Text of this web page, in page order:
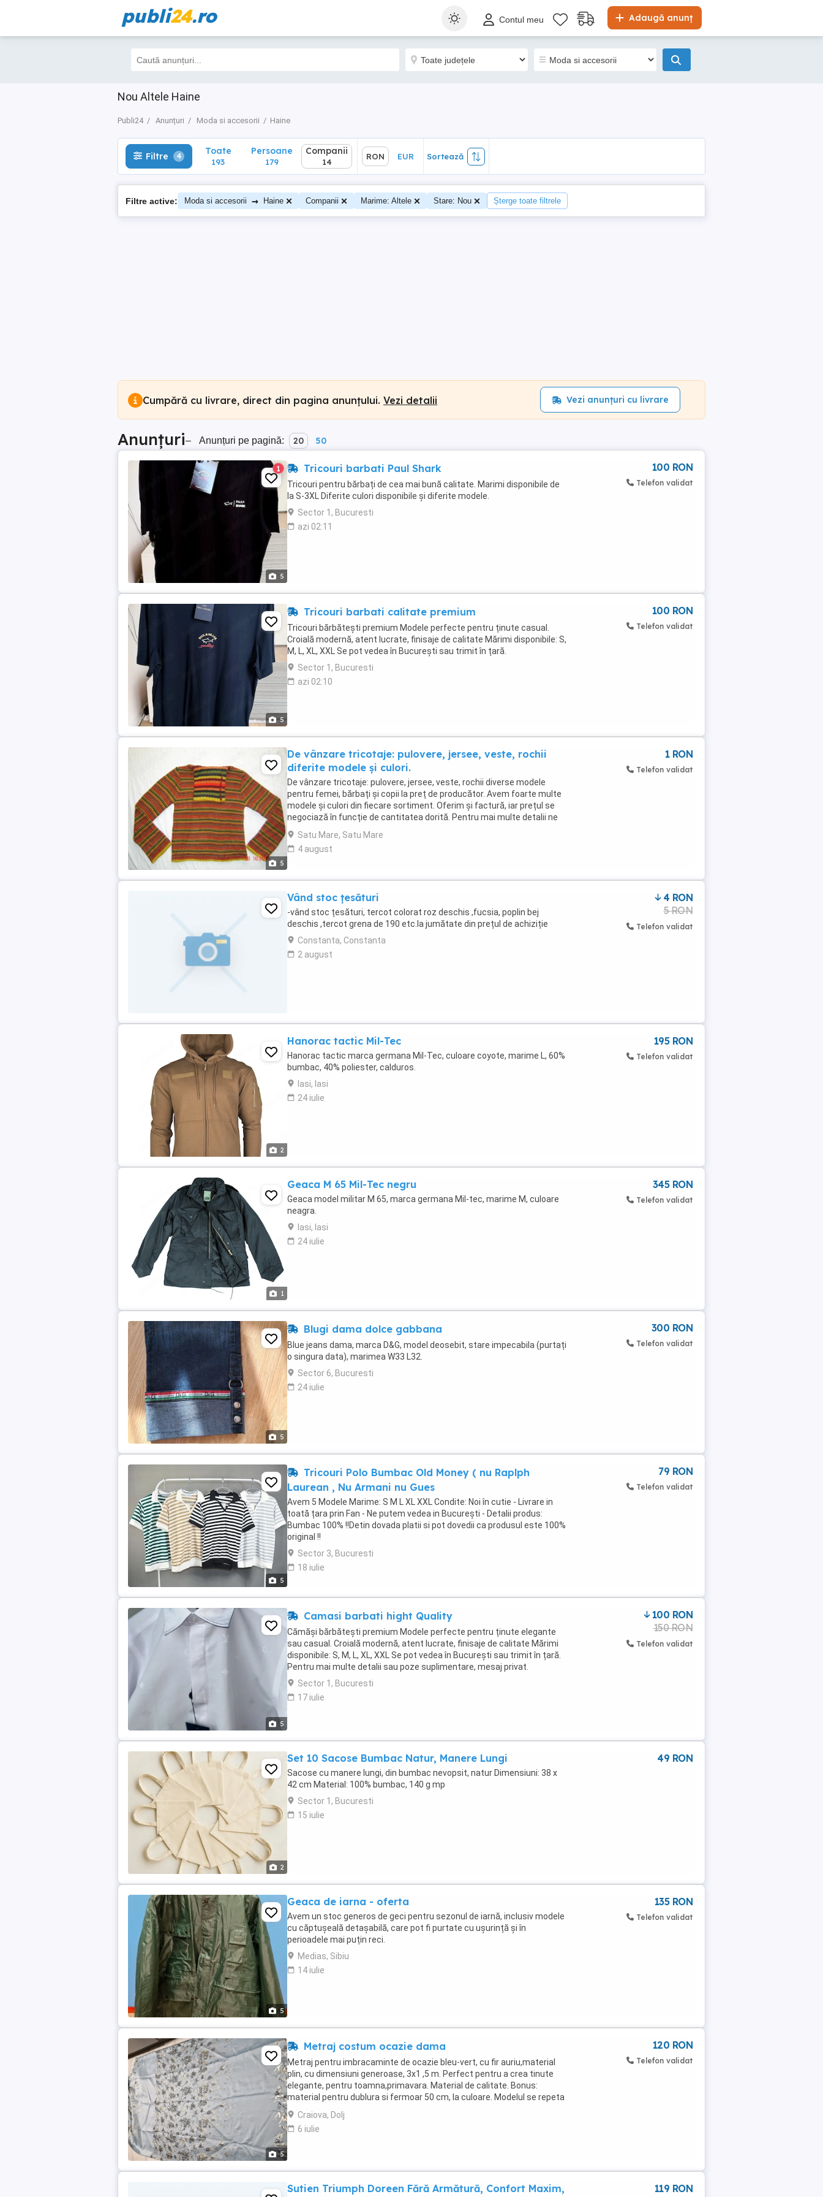
publi24.ro Adaugă anunț
Contul meu
Nou Altele Haine
Publi24 Anunțuri Moda si accesorii Haine
Filtre 4 Toate
193
Sortează
Filtre 4 Toate
193
Persoane
179
Companii
14
RON EUR Sortează
Filtre active: Moda si accesorii → Haine Companii Marime: Altele Stare: Nou Șterge toate filtrele
Cumpără cu livrare, direct din pagina anunțului. Vezi detalii Vezi anunțuri cu livrare
Anunțuri– Anunțuri pe pagină: 20 50
5
1 Tricouri barbati Paul Shark
Tricouri pentru bărbați de cea mai bună calitate. Marimi disponibile de
la S-3XL Diferite culori disponibile și diferite modele.
Sector 1, Bucuresti
azi 02:11
100 RON
Telefon validat
5
Tricouri barbati calitate premium
Tricouri bărbătești premium Modele perfecte pentru ținute casual.
Croială modernă, atent lucrate, finisaje de calitate Mărimi disponibile: S,
M, L, XL, XXL Se pot vedea în București sau trimit în țară.
Sector 1, Bucuresti
azi 02:10
100 RON
Telefon validat
5
De vânzare tricotaje: pulovere, jersee, veste, rochii
diferite modele și culori.
De vânzare tricotaje: pulovere, jersee, veste, rochii diverse modele
pentru femei, bărbați și copii la preț de producător. Avem foarte multe
modele și culori din fiecare sortiment. Oferim și factură, iar prețul se
negociază în funcție de cantitatea dorită. Pentru mai multe detalii ne
puteți contacta ...
Satu Mare, Satu Mare
4 august
1 RON
Telefon validat
Vând stoc țesături
-vând stoc țesături, tercot colorat roz deschis ,fucsia, poplin bej
deschis ,tercot grena de 190 etc.la jumătate din prețul de achiziție
Constanta, Constanta
2 august
4 RON
5 RON
Telefon validat
2
Hanorac tactic Mil-Tec
Hanorac tactic marca germana Mil-Tec, culoare coyote, marime L, 60%
bumbac, 40% poliester, calduros.
Iasi, Iasi
24 iulie
195 RON
Telefon validat
1
Geaca M 65 Mil-Tec negru
Geaca model militar M 65, marca germana Mil-tec, marime M, culoare
neagra.
Iasi, Iasi
24 iulie
345 RON
Telefon validat
5
Blugi dama dolce gabbana
Blue jeans dama, marca D&G, model deosebit, stare impecabila (purtați
o singura data), marimea W33 L32.
Sector 6, Bucuresti
24 iulie
300 RON
Telefon validat
5
Tricouri Polo Bumbac Old Money ( nu Raplph
Laurean , Nu Armani nu Gues
Avem 5 Modele Marime: S M L XL XXL Condite: Noi în cutie - Livrare in
toată țara prin Fan - Ne putem vedea in București - Detalii produs:
Bumbac 100% !!Detin dovada platii si pot dovedii ca produsul este 100%
original !!
Sector 3, Bucuresti
18 iulie
79 RON
Telefon validat
5
Camasi barbati hight Quality
Cămăși bărbătești premium Modele perfecte pentru ținute elegante
sau casual. Croială modernă, atent lucrate, finisaje de calitate Mărimi
disponibile: S, M, L, XL, XXL Se pot vedea în București sau trimit în țară.
Pentru mai multe detalii sau poze suplimentare, mesaj privat.
Sector 1, Bucuresti
17 iulie
100 RON
150 RON
Telefon validat
2
Set 10 Sacose Bumbac Natur, Manere Lungi
Sacose cu manere lungi, din bumbac nevopsit, natur Dimensiuni: 38 x
42 cm Material: 100% bumbac, 140 g mp
Sector 1, Bucuresti
15 iulie
49 RON
5
Geaca de iarna - oferta
Avem un stoc generos de geci pentru sezonul de iarnă, inclusiv modele
cu căptușeală detașabilă, care pot fi purtate cu ușurință și în
perioadele mai puțin reci.
Medias, Sibiu
14 iulie
135 RON
Telefon validat
5
Metraj costum ocazie dama
Metraj pentru imbracaminte de ocazie bleu-vert, cu fir auriu,material
plin, cu dimensiuni generoase, 3x1 ,5 m. Perfect pentru a crea tinute
elegante, pentru toamna,primavara. Material de calitate. Bonus:
material pentru dublura si fermoar 50 cm, la culoare. Modelul se repeta
de 2 ori si are 2 portiuni ...
Craiova, Dolj
6 iulie
120 RON
Telefon validat
Sutien Triumph Doreen Fără Armătură, Confort Maxim,
119 RON